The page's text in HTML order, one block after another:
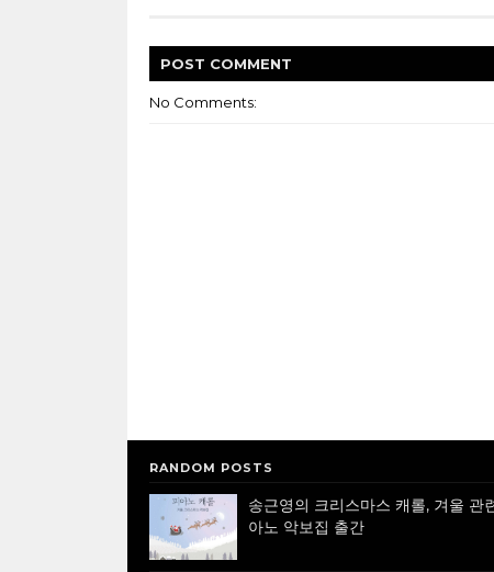
POST COMMENT
No Comments:
RANDOM POSTS
송근영의 크리스마스 캐롤, 겨울 관
아노 악보집 출간